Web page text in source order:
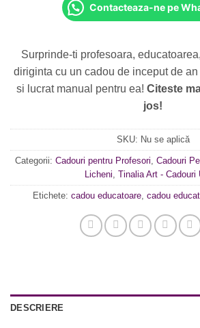
Contacteaza-ne pe
Surprinde-ti profesoara,
diriginta cu un cadou de inceput de
si lucrat manual pentru ea! Citeste
jos!
SKU: Nu se aplică
Categorii: Cadouri pentru Profesori Cadouri
Licheni Tinalia Art - Cadouri
Etichete: cadou educatoare cadou
DESCRIERE